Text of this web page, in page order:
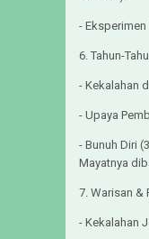
-
6. Tahun-
- Kekalahan
- Upaya
- Bunuh Diri
Mayatnya
7. Warisan &
- Kekalahan